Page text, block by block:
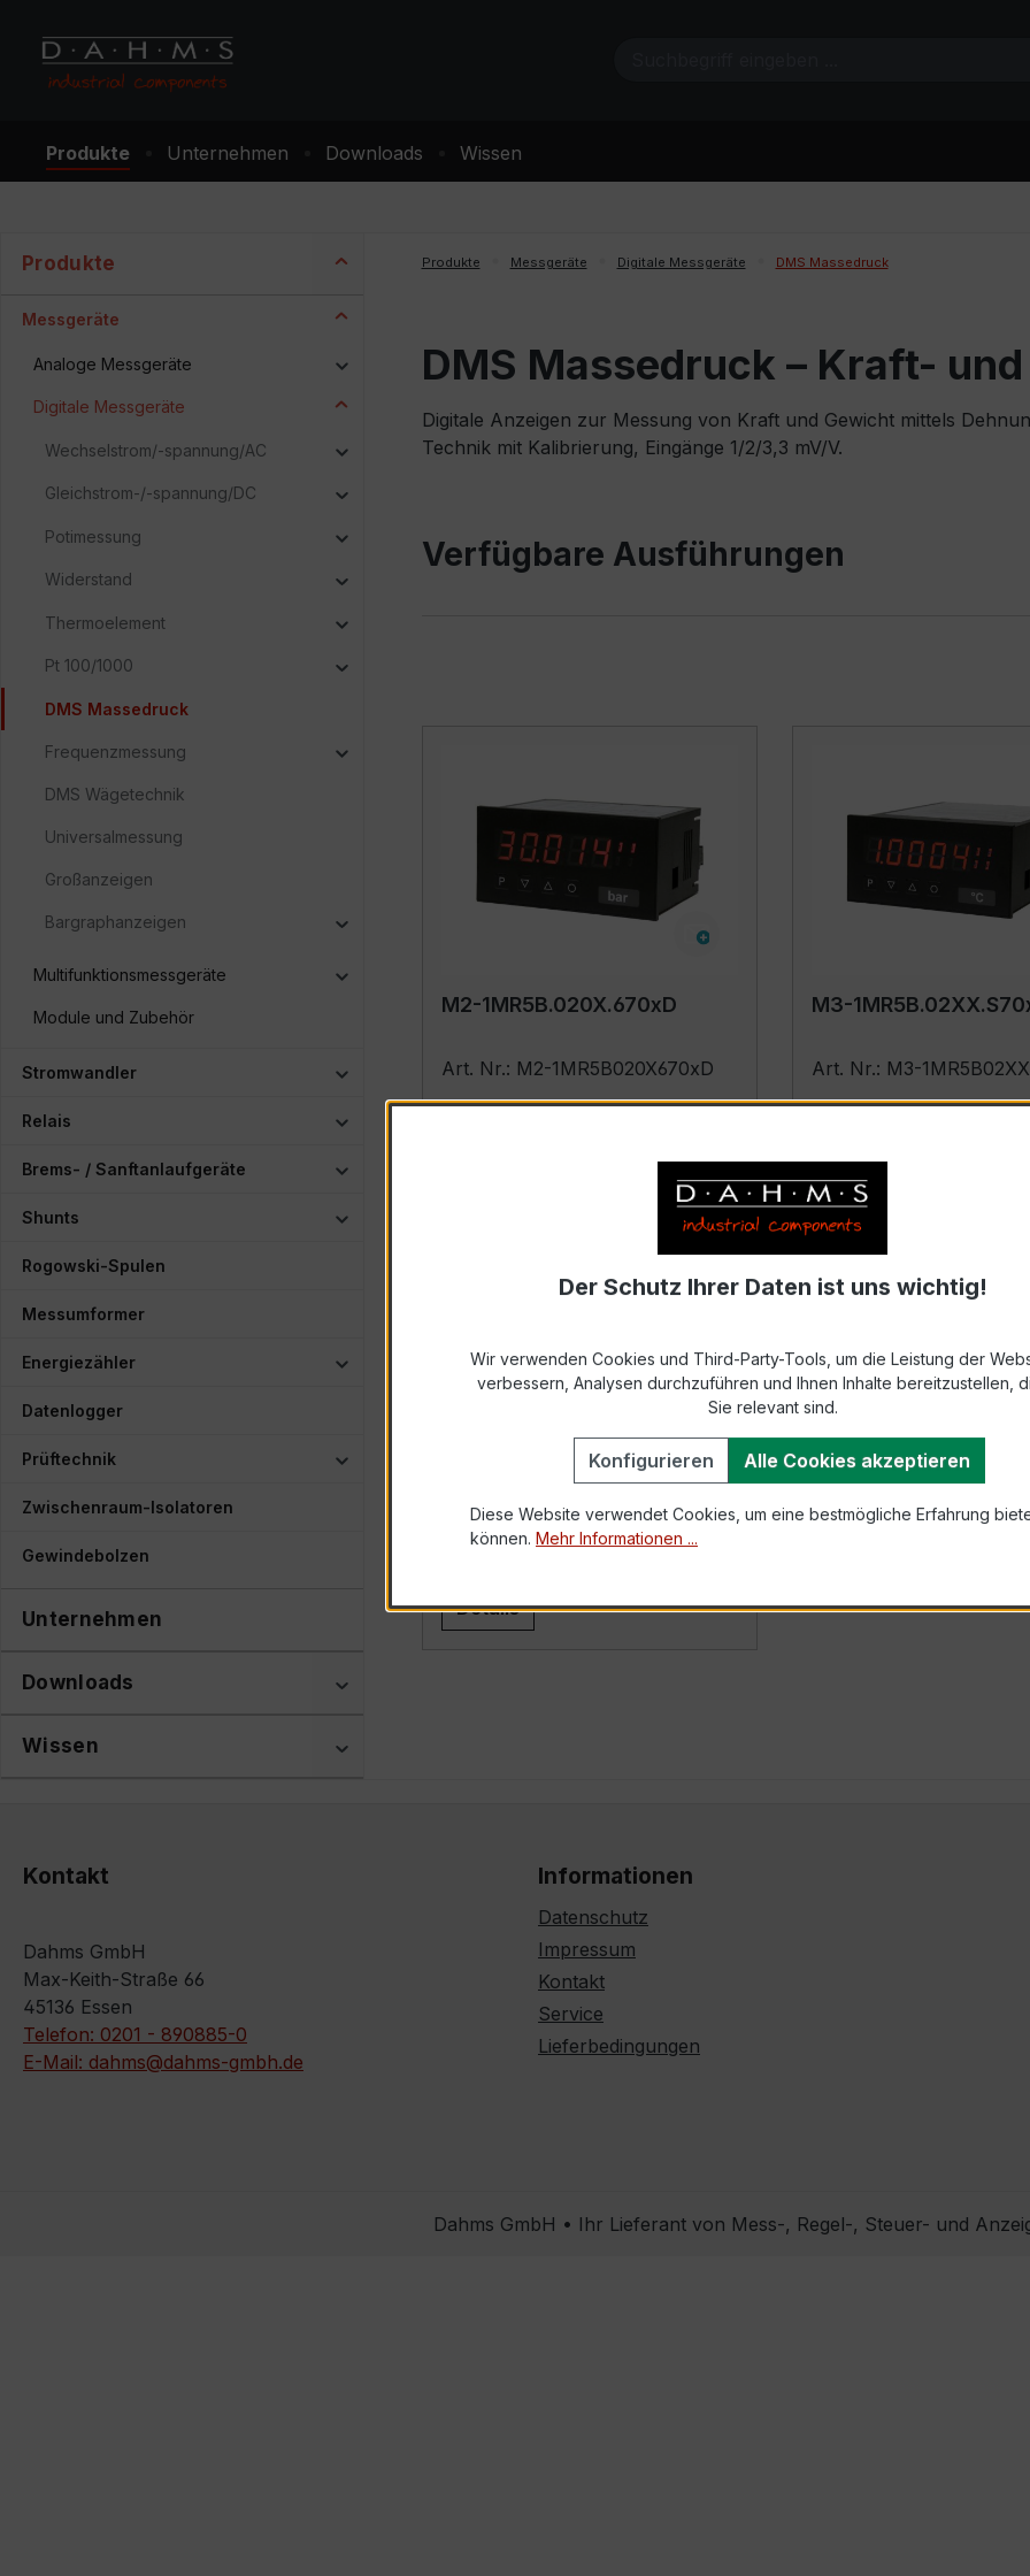
Produkte Unternehmen Downloads Wissen
Produkte
Messgeräte
Analoge Messgeräte
Digitale Messgeräte
Wechselstrom/-spannung/AC
Gleichstrom-/-spannung/DC
Potimessung
Widerstand
Thermoelement
Pt 100/1000
DMS Massedruck
Frequenzmessung
DMS Wägetechnik
Universalmessung
Großanzeigen
Bargraphanzeigen
Multifunktionsmessgeräte
Module und Zubehör
Stromwandler
Relais
Brems- / Sanftanlaufgeräte
Shunts
Rogowski-Spulen
Messumformer
Energiezähler
Datenlogger
Prüftechnik
Zwischenraum-Isolatoren
Gewindebolzen
Unternehmen
Downloads
Wissen
Produkte Messgeräte Digitale Messgeräte DMS Massedruck
DMS Massedruck – Kraft-
Digitale Anzeigen zur Messung von Kraft und Gewicht mittels
Technik mit Kalibrierung, Eingänge 1/2/3,3 mV/V.
Verfügbare Ausführungen
M2-1MR5B.020X.670xD
Art. Nr.: M2-1MR5B020X670xD
M3-
Art. Nr.: M3-
M3-1MR5B.02XX.W72xx
Art. Nr.: M3-1MR5B02XXW72xx
Details
Kontakt
Dahms GmbH
Max-Keith-Straße 66
45136 Essen
Telefon: 0201 - 890885-0
E-Mail: dahms@dahms-gmbh.de
Informationen
Datenschutz
Impressum
Kontakt
Service
Lieferbedingungen
Dahms GmbH • Ihr Lieferant von Mess-, Regel-, Steuer- und
Der Schutz Ihrer Daten ist uns wichtig!
Wir verwenden Cookies und Third-Party-Tools, um die Leistung der
verbessern, Analysen durchzuführen und Ihnen Inhalte bereitzustellen,
Sie relevant sind.
Konfigurieren Alle Cookies akzeptieren
Diese Website verwendet Cookies, um eine bestmögliche Erfahrung
können. Mehr Informationen ...